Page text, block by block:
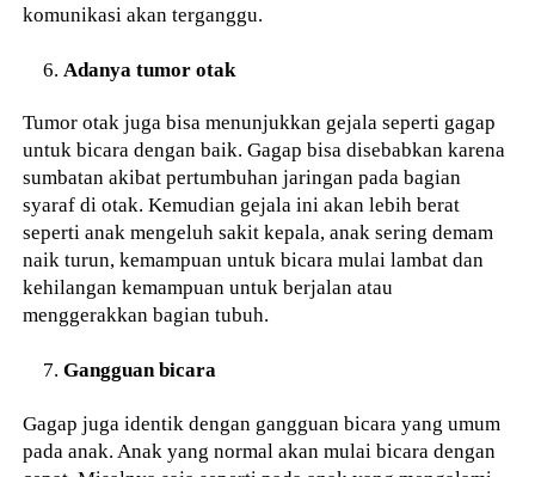
komunikasi akan terganggu.
Adanya tumor otak
Tumor otak juga bisa menunjukkan gejala seperti gagap
untuk bicara dengan baik. Gagap bisa disebabkan karena
sumbatan akibat pertumbuhan jaringan pada bagian
syaraf di otak. Kemudian gejala ini akan lebih berat
seperti anak mengeluh sakit kepala, anak sering demam
naik turun, kemampuan untuk bicara mulai lambat dan
kehilangan kemampuan untuk berjalan atau
menggerakkan bagian tubuh.
Gangguan bicara
Gagap juga identik dengan gangguan bicara yang umum
pada anak. Anak yang normal akan mulai bicara dengan